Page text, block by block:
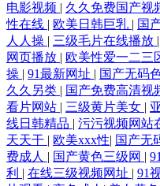
电影视频 | 久久免费国产视
性在线 | 欧美日韩巨乳 | 国
人人操 | 三级毛片在线播放 |
网页播放 | 欧美性爱一二三
操 | 91最新网址 | 国产无码
久久另类 | 国产免费高清视
看片网站 | 三级黄片美女 |
线日韩精品 | 污污视频网站
天天干 | 欧美xxx性| 国产无
费成人 | 国产黄色三级网 |
利 | 在线三级视频网址 | 91